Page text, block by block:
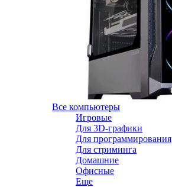
Все компьютеры
Игровые
Для 3D-графики
Для программирования
Для стриминга
Домашние
Офисные
Еще